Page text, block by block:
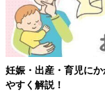
・助成金をわかり